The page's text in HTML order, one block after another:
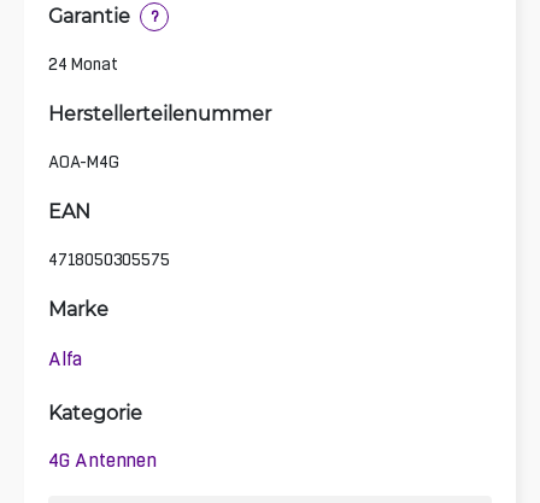
Garantie ?
24 Monat
Herstellerteilenummer
AOA-M4G
EAN
4718050305575
Marke
Alfa
Kategorie
4G Antennen